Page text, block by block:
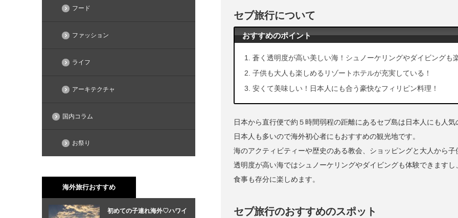
セブ旅行について
おすすめのポイント
蒼く透明度が高い美しい海！シュノーケリングやダイビングも
子供も大人も楽しめるリゾートホテルが充実している！
安くて美味しい！日本人にも合う豪快なフィリピン料理！
日本から直行便で約５時間弱程の距離にあるセブ島は日本人にも人
日本人も多いので海外初心者にもおすすめの観光地です。
海のアクティビティーや歴史のある教会、ショッピングと大人から
透明度が高い海ではシュノーケリングやダイビングも体験できます
食事も存分に楽しめます。
セブ旅行のおすすめのスポット
フード
ファッション
ライフ
アーキテクチャ
国内コラム
お祭り
海外旅行おすすめ
初めての子連れ海外♡ハワイ